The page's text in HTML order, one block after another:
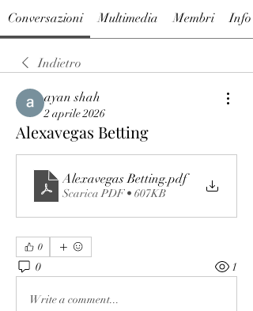
Conversazioni Multimedia Membri Info
Indietro
ayan shah
2 aprile 2026
Alexavegas Betting
Alexavegas Betting.pdf
Scarica PDF • 607KB
0
0 1
Write a comment...